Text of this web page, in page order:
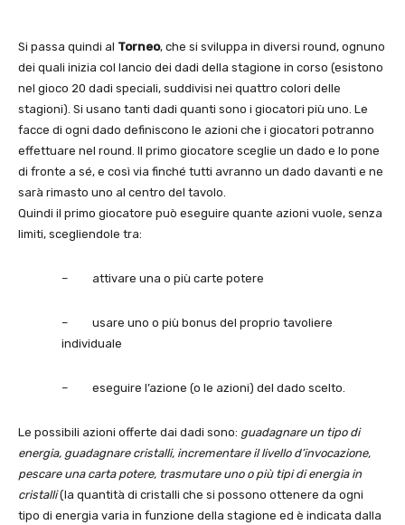
Si passa quindi al Torneo, che si sviluppa in diversi round, ognuno
dei quali inizia col lancio dei dadi della stagione in corso (esistono
nel gioco 20 dadi speciali, suddivisi nei quattro colori delle
stagioni). Si usano tanti dadi quanti sono i giocatori più uno. Le
facce di ogni dado definiscono le azioni che i giocatori potranno
effettuare nel round. Il primo giocatore sceglie un dado e lo pone
di fronte a sé, e così via finché tutti avranno un dado davanti e ne
sarà rimasto uno al centro del tavolo.
Quindi il primo giocatore può eseguire quante azioni vuole, senza
limiti, scegliendole tra:
– attivare una o più carte potere
– usare uno o più bonus del proprio tavoliere
individuale
– eseguire l’azione (o le azioni) del dado scelto.
Le possibili azioni offerte dai dadi sono: guadagnare un tipo di
energia, guadagnare cristalli, incrementare il livello d’invocazione,
pescare una carta potere, trasmutare uno o più tipi di energia in
cristalli(la quantità di cristalli che si possono ottenere da ogni
tipo di energia varia in funzione della stagione ed è indicata dalla